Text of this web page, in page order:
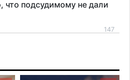
что подсудимому не дали
147
подорожал: в
действовать новые